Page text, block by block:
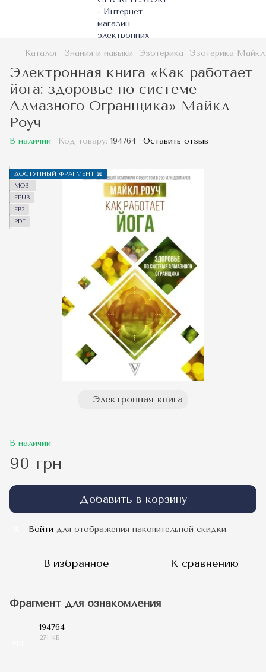
Каталог Знания и навыки Эзотерика Эзотерика Майкл
Электронная книга «Как работает
йога: здоровье по системе
Алмазного Огранщика» Майкл
Роуч
В наличии Код товару: 194764 Оставить отзыв
ДОСТУПНЫЙ ФРАГМЕНТ 📖
MOBI
EPUB
FB2
PDF
Электронная книга
В наличии
90 грн
Добавить в корзину
Войти для отображения накопительной скидки
В избранное К сравнению
Фрагмент для ознакомления
194764
271 КБ